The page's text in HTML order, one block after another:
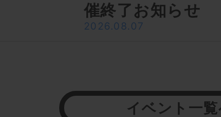
催終了お知らせ
2026.08.07
イベント一